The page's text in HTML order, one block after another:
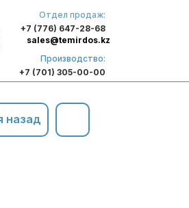
Отдел продаж:
+7 (776) 647-28-68
Производство:
+7 (701) 305-00-00
sales@temirdos.kz
назад